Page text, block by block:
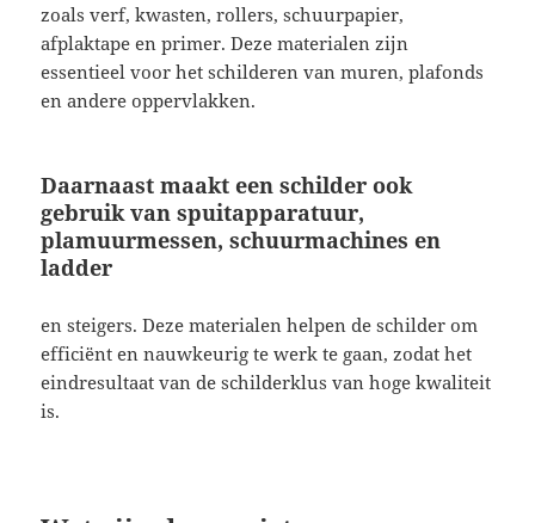
zoals verf, kwasten, rollers, schuurpapier,
afplaktape en primer. Deze materialen zijn
essentieel voor het schilderen van muren, plafonds
en andere oppervlakken.
Daarnaast maakt een schilder ook
gebruik van spuitapparatuur,
plamuurmessen, schuurmachines en
ladder
en steigers. Deze materialen helpen de schilder om
efficiënt en nauwkeurig te werk te gaan, zodat het
eindresultaat van de schilderklus van hoge kwaliteit
is.